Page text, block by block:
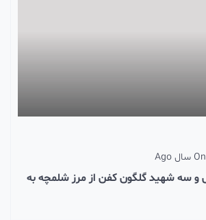
On
و سه شهید گلگون کفن از مرز شلمچه به